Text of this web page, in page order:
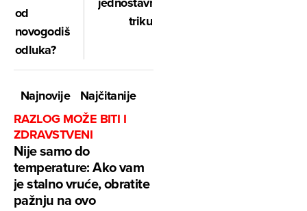
od
novogodišnjih
odluka?
triku
Najnovije
Najčitanije
RAZLOG MOŽE BITI I
ZDRAVSTVENI
Nije samo do
temperature: Ako vam
je stalno vruće, obratite
pažnju na ovo